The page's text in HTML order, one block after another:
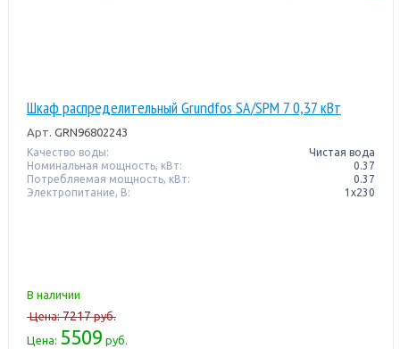
Шкаф распределительный Grundfos SA/SPM 7 0,37 кВт
Арт. GRN96802243
Качество воды:
Чистая вода
Номинальная мощность, кВт:
0.37
Потребляемая мощность, кВт:
0.37
Электропитание, В:
1х230
В наличии
Цена:7217руб.
Цена: 5509 руб.